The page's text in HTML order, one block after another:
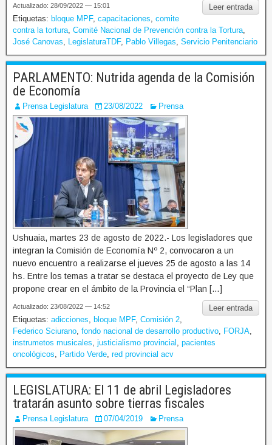
Leer entrada
Actualizado: 28/09/2022 — 15:01
Etiquetas: bloque MPF, capacitaciones comite
contra la tortura Comité Nacional de Prevención contra la Tortura
José Canovas
LegislaturaTDF, Pablo Villegas Servicio Penitenciario
PARLAMENTO: Nutrida agenda de la Comisión
de Economía
Prensa Legislatura 23/08/2022 Prensa
Ushuaia, martes 23 de agosto de 2022.- Los legisladores que
integran la Comisión de Economía Nº 2, convocaron a un
nuevo encuentro a realizarse el jueves 25 de agosto a las 14
hs. Entre los temas a tratar se destaca el proyecto de Ley que
propone crear en el ámbito de la Provincia el “Plan […]
Leer entrada
Actualizado: 23/08/2022 — 14:52
Etiquetas: adicciones bloque MPF, Comisión 2
Federico Sciurano fondo nacional de desarrollo productivo FORJA
instrumetos musicales justicialismo provincial
pacientes
oncológicos
Partido Verde red provincial acv
LEGISLATURA: El 11 de abril Legisladores
tratarán asunto sobre tierras fiscales
Prensa Legislatura 07/04/2019 Prensa